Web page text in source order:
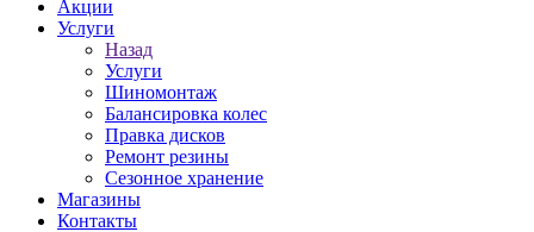
Акции
Услуги
Назад
Услуги
Шиномонтаж
Балансировка колес
Правка дисков
Ремонт резины
Сезонное хранение
Магазины
Контакты